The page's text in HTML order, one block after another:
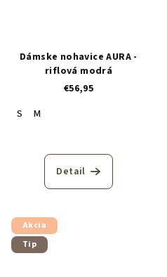
Dámske nohavice AURA -
riflová modrá
€56,95
S
M
Detail
Akcia
Tip